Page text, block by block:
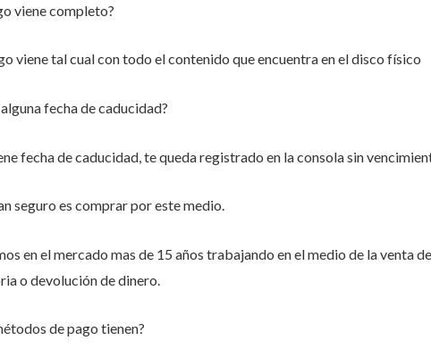
viene completo?
viene tal cual con todo el contenido que encuentra en el disco físico
fecha de caducidad?
fecha de caducidad, te queda registrado en la consola sin
seguro es comprar por este medio.
en el mercado mas de 15 años trabajando en el medio de la venta
o devolución de dinero.
de pago tienen?